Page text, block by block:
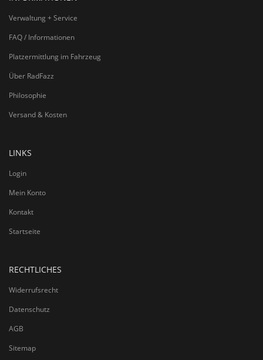
Verwaltung + Service
FAQ / Informationen
Platzermittlung im Fahrzeug
Über RadFazz
Philosophie
Versand & Kosten
LINKS
Login
Mein Konto
Kontakt
Startseite
RECHTLICHES
Widerrufsrecht
Datenschutz
AGB
Sitemap